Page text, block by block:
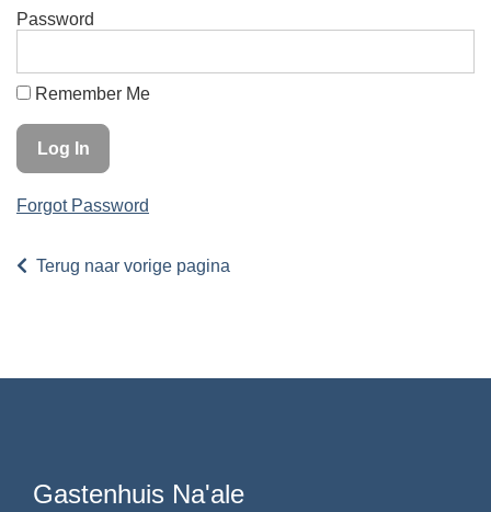
Password
Remember Me
Forgot Password
Terug naar vorige pagina
Gastenhuis Na'ale